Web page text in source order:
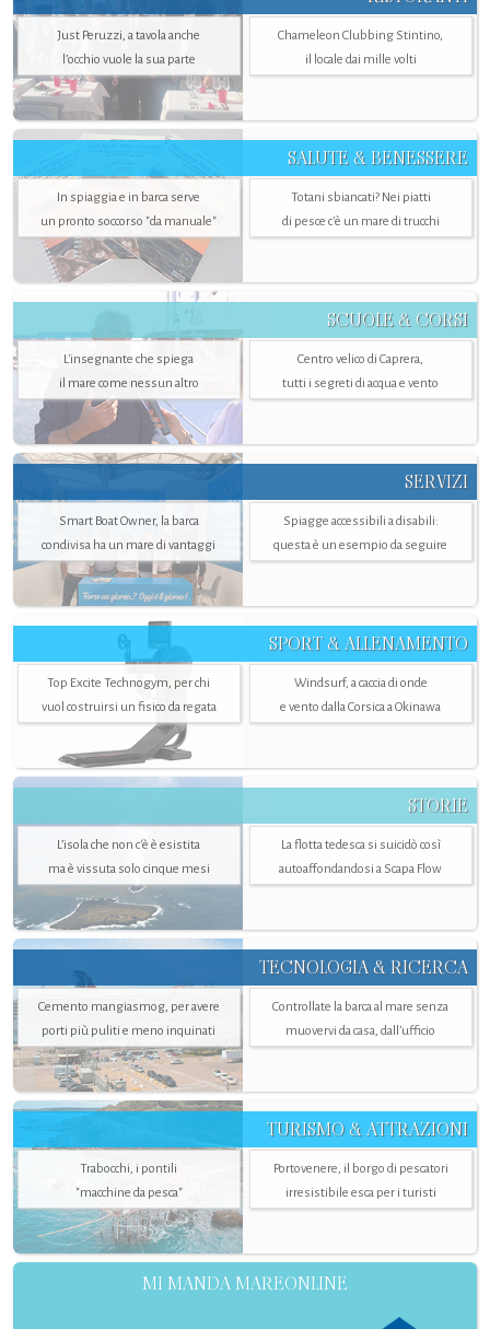
Just Peruzzi, a tavola anche
l’occhio vuole la sua parte
Chameleon Clubbing Stintino,
il locale dai mille volti
SALUTE & BENESSERE
In spiaggia e in barca serve
un pronto soccorso "da manuale"
Totani sbiancati? Nei piatti
di pesce c'è un mare di trucchi
SCUOLE & CORSI
L'insegnante che spiega
il mare come nessun altro
Centro velico di Caprera,
tutti i segreti di acqua e vento
SERVIZI
Smart Boat Owner, la barca
condivisa ha un mare di vantaggi
Spiagge accessibili a disabili:
questa è un esempio da seguire
SPORT & ALLENAMENTO
Top Excite Technogym, per chi
vuol costruirsi un fisico da regata
Windsurf, a caccia di onde
e vento dalla Corsica a Okinawa
STORIE
L’isola che non c'è è esistita
ma è vissuta solo cinque mesi
La flotta tedesca si suicidò così
autoaffondandosi a Scapa Flow
TECNOLOGIA & RICERCA
Cemento mangiasmog, per avere
porti più puliti e meno inquinati
Controllate la barca al mare senza
muovervi da casa, dall’ufficio
TURISMO & ATTRAZIONI
Trabocchi, i pontili
"macchine da pesca"
Portovenere, il borgo di pescatori
irresistibile esca per i turisti
MI MANDA MAREONLINE